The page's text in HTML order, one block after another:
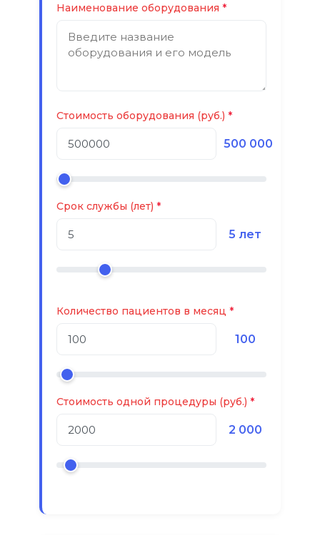
Наименование оборудования
Стоимость оборудования (руб.)
500 000
Срок службы (лет)
5 лет
Количество пациентов в месяц
100
Стоимость одной процедуры (руб.)
2 000